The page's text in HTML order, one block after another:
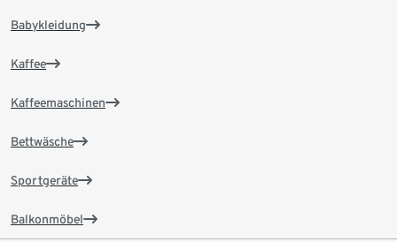
Babykleidung
Kaffee
Kaffeemaschinen
Bettwäsche
Sportgeräte
Balkonmöbel